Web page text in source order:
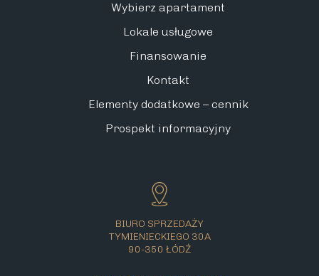
Wybierz apartament
Lokale usługowe
Finansowanie
Kontakt
Elementy dodatkowe – cennik
Prospekt informacyjny
BIURO SPRZEDAŻY
TYMIENIECKIEGO 30A
90-350 ŁÓDŹ